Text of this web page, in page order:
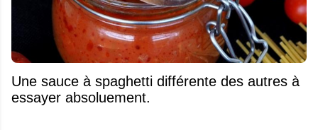
Une sauce à spaghetti différente des autres à
essayer absoluement.